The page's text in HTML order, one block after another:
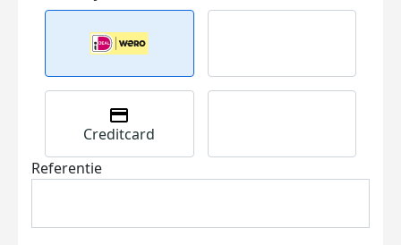
Creditcard
Referentie